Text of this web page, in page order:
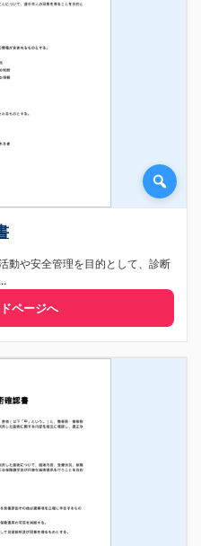
動や安全管理を目的として、診断
ページへ